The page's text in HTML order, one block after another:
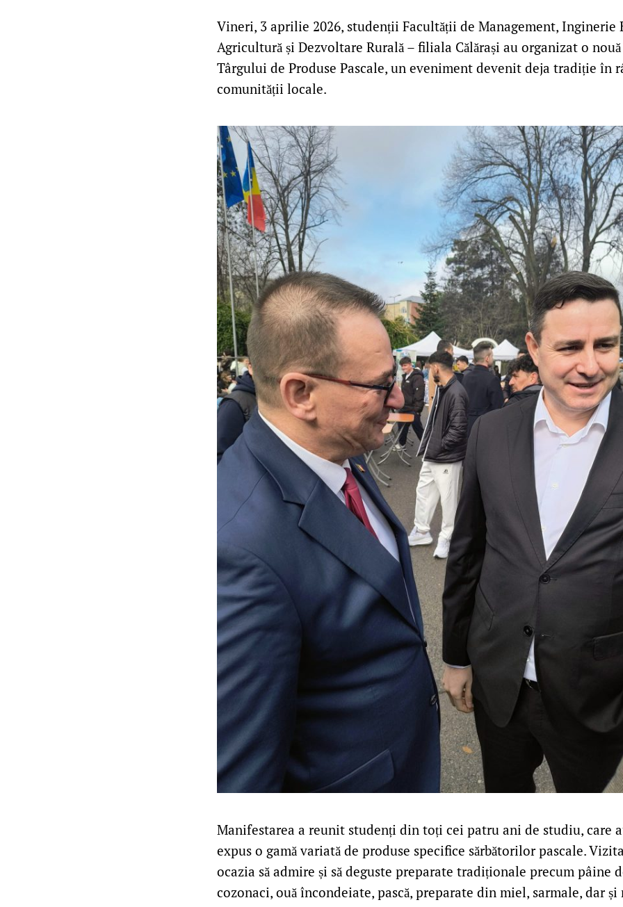
Vineri, 3 aprilie 2026, studenții Facultății de Management, Inginerie
Agricultură și Dezvoltare Rurală – filiala Călărași au organizat o
Târgului de Produse Pascale, un eveniment devenit deja tradiție în
comunității locale.
Manifestarea a reunit studenți din toți cei patru ani de studiu, care
expus o gamă variată de produse specifice sărbătorilor pascale.
ocazia să admire și să deguste preparate tradiționale precum pâine
cozonaci, ouă încondeiate, pască, preparate din miel, sarmale, dar și